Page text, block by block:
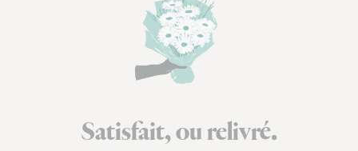
Satisfait, ou relivré.